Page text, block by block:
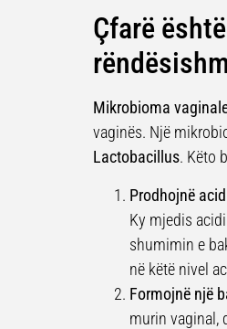
Çfarë
Mikrobioma
vaginës. Një
Lactobacillus. Këto
Prodhojnë
Ky mjedis
shumimin e
në këtë nivel
Formojnë një
murin vaginal,